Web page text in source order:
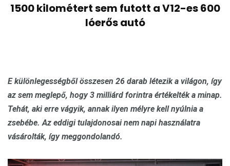
1500 kilométert sem futott a V12-es 600
lóerős autó
E különlegességből összesen 26 darab létezik a világon, így
az sem meglepő, hogy 3 milliárd forintra értékelték a minap.
Tehát, aki erre vágyik, annak ilyen mélyre kell nyúlnia a
zsebébe. Az eddigi tulajdonosai nem napi használatra
vásárolták, így meggondolandó.